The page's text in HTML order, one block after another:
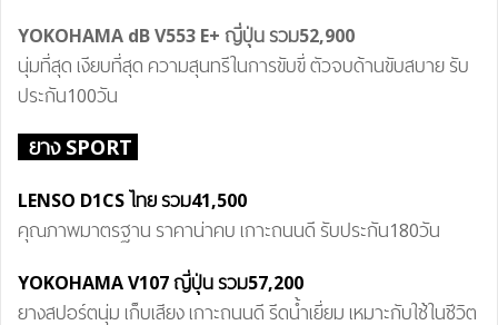
YOKOHAMA dB V553 E+ ญี่ปุ่น รวม52,900
นุ่มที่สุด เงียบที่สุด ความสุนทรีในการขับขี่ ตัวจบด้านขับสบาย รับ
ประกัน100วัน
ยาง SPORT
LENSO D1CS ไทยรวม41,500
คุณภาพมาตรฐาน ราคาน่าคบ เกาะถนนดี รับประกัน180วัน
YOKOHAMA V107 ญี่ปุ่นรวม57,200
ยางสปอร์ตนุ่ม เก็บเสียง เกาะถนนดี รีดน้ำเยี่ยม เหมาะกับใช้ในชีวิต